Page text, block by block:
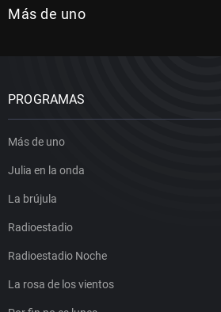
Más de uno
PROGRAMAS
Más de uno
Julia en la onda
La brújula
Radioestadio
Radioestadio Noche
La rosa de los vientos